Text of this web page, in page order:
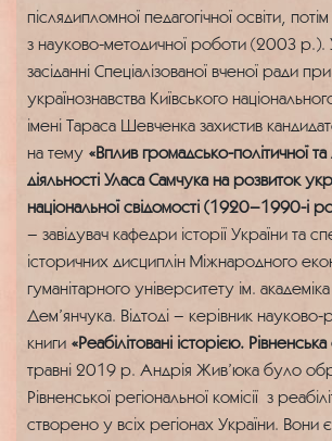
післядипломної педагогічної освіти,
з науково-методичної роботи (2003
засіданні Спеціалізованої вченої ради
українознавства Київського
імені Тараса Шевченка захистив
на тему «Вплив громадсько-політичної та
діяльності Уласа Самчука на розвиток
національної свідомості (1920–1990-і
– завідувач кафедри історії України та
історичних дисциплін Міжнародного
гуманітарного університету ім.
Дем’янчука. Відтоді – керівник науково-
книги «Реабілітовані історією.
травні 2019 р. Андрія Жив’юка було
Рівненської регіональної комісії з
створено у всіх регіонах України.